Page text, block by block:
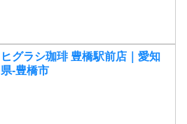
ヒグラシ珈琲 豊橋駅前店｜愛知
県-豊橋市